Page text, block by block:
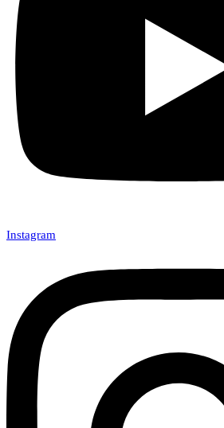
Instagram